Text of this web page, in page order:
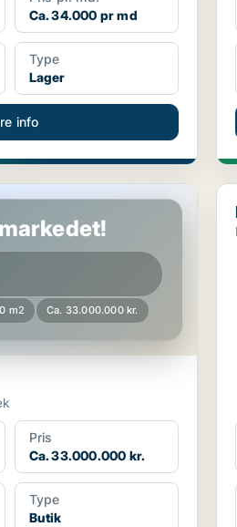
Ca. 34.000 pr md
Type
Lager
info
m2 Ca. 33.000.000 kr.
Pris
Ca. 33.000.000 kr.
Type
Butik